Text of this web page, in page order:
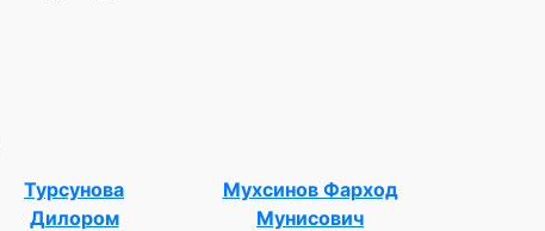
Турсунова
Дилором
Мухсинов Фарход
Мунисович